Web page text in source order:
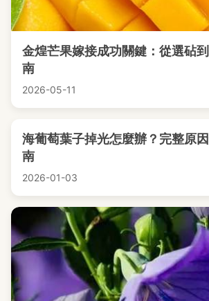
金煌芒果嫁接成功關鍵：從選砧
南
2026-05-11
海葡萄葉子掉光怎麼辦？完整原
南
2026-01-03